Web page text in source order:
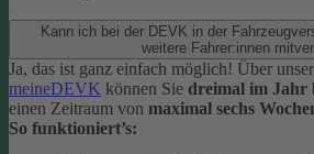
Kann ich bei der DEVK in der
weitere Fahrer:innen
Ja, das ist ganz einfach möglich! Über
meineDEVK können Sie dreimal im Jahr
einen Zeitraum von maximal sechs
So funktioniert’s: